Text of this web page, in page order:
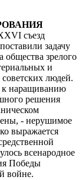
съезд
задачу
общества зрелого
и
людей.
к наращиванию
решения
- нерушимое
выражается
всенародное
Победы
войне.